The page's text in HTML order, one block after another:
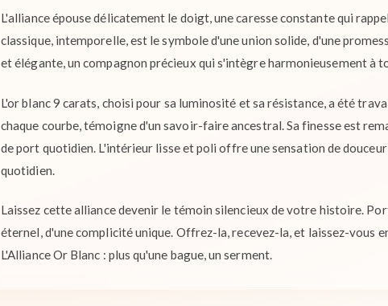
L'alliance épouse délicatement le doigt, une caresse constante qui
classique, intemporelle, est le symbole d'une union solide, d'une
et élégante, un compagnon précieux qui s'intègre harmonieusement à
L'or blanc 9 carats, choisi pour sa luminosité et sa résistance, a été
chaque courbe, témoigne d'un savoir-faire ancestral. Sa finesse est
de port quotidien. L'intérieur lisse et poli offre une sensation de
quotidien.
Laissez cette alliance devenir le témoin silencieux de votre histoire.
éternel, d'une complicité unique. Offrez-la, recevez-la, et laissez-vous
L'Alliance Or Blanc : plus qu'une bague, un serment.